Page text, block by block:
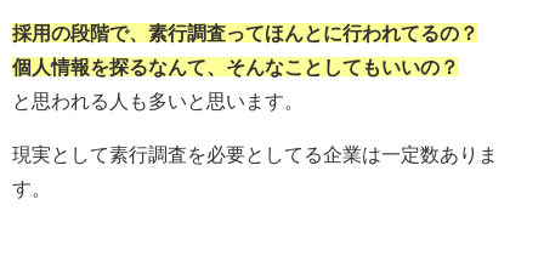
採用の段階で、素行調査ってほんとに行われてるの？
個人情報を探るなんて、そんなことしてもいいの？
と思われる人も多いと思います。
現実として素行調査を必要としてる企業は一定数ありま
す。